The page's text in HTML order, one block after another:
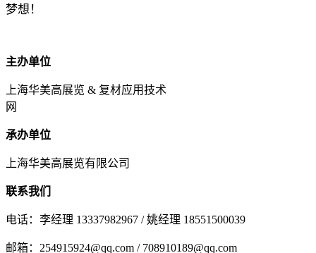
梦想！
主办单位
上海华美高展览 & 复材应用技术
网
承办单位
上海华美高展览有限公司
联系我们
电话：李经理 13337982967 / 姚经理 18551500039
邮箱：254915924@qq.com / 708910189@qq.com